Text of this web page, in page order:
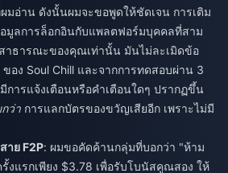
มอ่าน ดังนั้นผมจะขอพูดให้ชัดเจน การเติม
มูลการล็อกอินกับแพลตฟอร์มบุคคลที่สาม
ธารณะของคุณเท่านั้น มันไม่ละเมิดข้อ
อง Soul Chill และจากการทดสอบผ่าน 3
ารแจ้งเตือนหรือคำเตือนใดๆ ปรากฏขึ้น
ว่า การแลกบัตรของขวัญเสียอีก เพราะไม่มี
าย F2P: ผมขอคัดค้านกลุ่มที่บอกว่า "ห้าม
งแรกเพียง $3.78 เพื่อรับโบนัสคูณสอง ให้